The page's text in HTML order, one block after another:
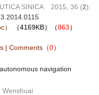
SINICA 2015, 36 (2):
） （4169KB）（863）
|Comments （0）
navigation
Wenshuai